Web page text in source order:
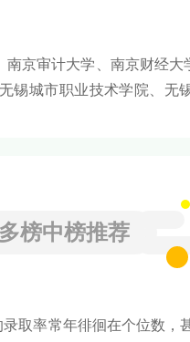
京审计大学、南京财经
锡城市职业技术学院、无
榜中榜推荐
取率常年徘徊在个位数，